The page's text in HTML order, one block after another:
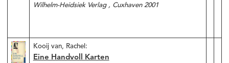
Wilhelm-Heidsiek Verlag , Cuxhaven 2001
Kooij van, Rachel :
Eine Handvoll Karten